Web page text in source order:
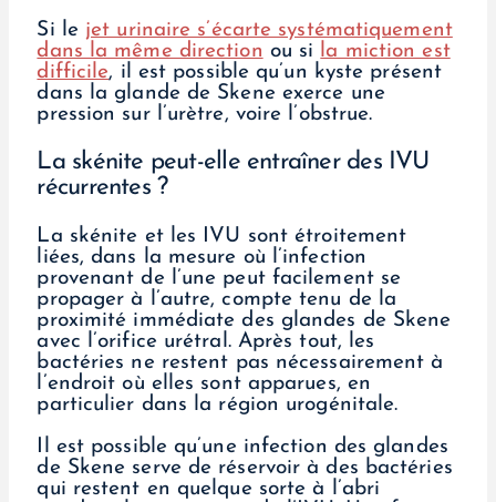
Si le jet urinaire s’écarte systématiquement
dans la même direction ou si la miction est
difficile, il est possible qu’un kyste présent
dans la glande de Skene exerce une
pression sur l’urètre, voire l’obstrue.
La skénite peut-elle entraîner des IVU
récurrentes ?
La skénite et les IVU sont étroitement
liées, dans la mesure où l’infection
provenant de l’une peut facilement se
propager à l’autre, compte tenu de la
proximité immédiate des glandes de Skene
avec l’orifice urétral. Après tout, les
bactéries ne restent pas nécessairement à
l’endroit où elles sont apparues, en
particulier dans la région urogénitale.
Il est possible qu’une infection des glandes
de Skene serve de réservoir à des bactéries
qui restent en quelque sorte à l’abri